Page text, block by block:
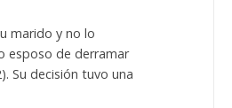
marido y no lo
esposo de derramar
Su decisión tuvo una